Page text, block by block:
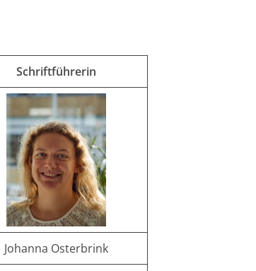
Schriftführerin
Johanna Osterbrink